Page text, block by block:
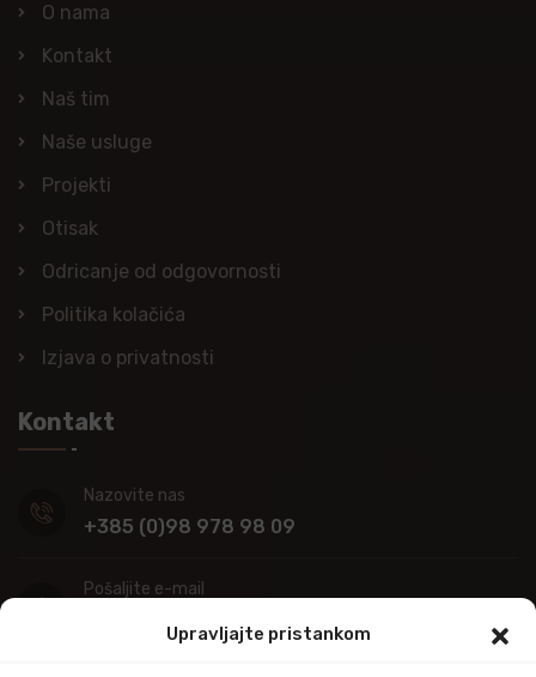
Upravljajte pristankom
O nama
Kontakt
Naš tim
Naše usluge
Projekti
Otisak
Odricanje od odgovornosti
Politika kolačića
Izjava o privatnosti
Kontakt
Nazovite nas
+385 (0)98 978 98 09
Pošaljite e-mail